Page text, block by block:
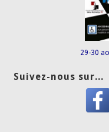
29-30
Suivez-nous sur...